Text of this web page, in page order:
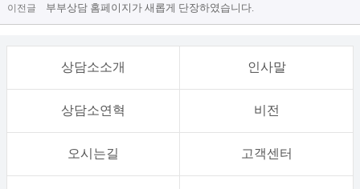
이전글 부부상담 홈페이지가 새롭게 단장하였습니다.
상담소소개 인사말
상담소연혁 비전
오시는길 고객센터